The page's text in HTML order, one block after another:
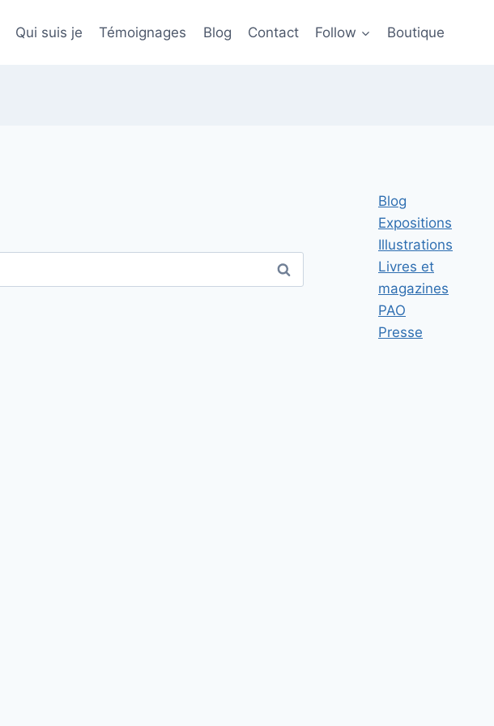
Qui suis je Témoignages Blog Contact Follow Boutique
Blog
Expositions
Illustrations
Livres et
magazines
PAO
Presse